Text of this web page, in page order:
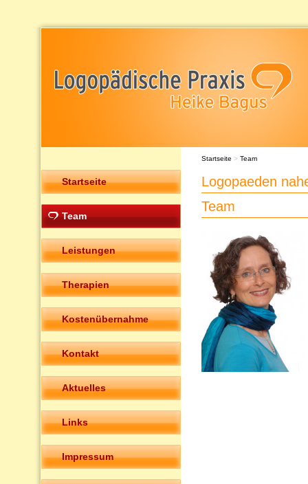
Startseite
Team
Leistungen
Therapien
Kostenübernahme
Kontakt
Aktuelles
Links
Impressum
Startseite > Team
Logopaeden
Team